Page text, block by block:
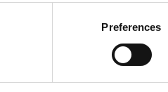
Preferences